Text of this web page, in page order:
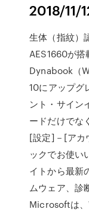
2018/11/
生体（指紋）
AES1660が搭
Dynabook（
10にアップグ
ント・サイン
ードだけでな
[設定]－[アカ
ックでお使い
イトから最新
ムウェア、診
Microsoftは